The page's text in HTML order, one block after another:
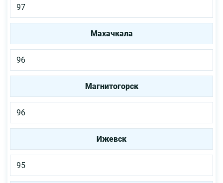
97
Махачкала
96
Магнитогорск
96
Ижевск
95